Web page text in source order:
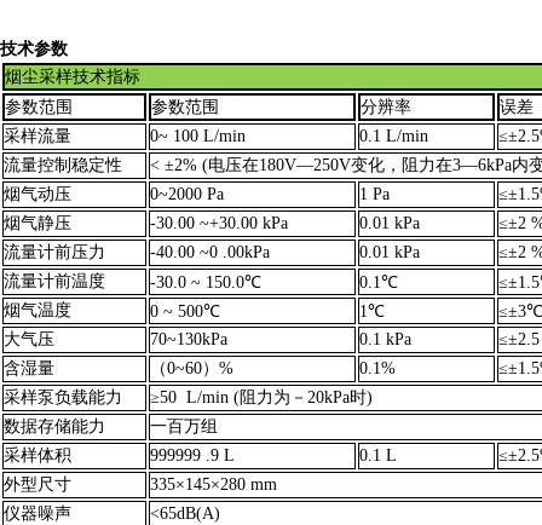
技术参数
烟尘采样技术指标
参数范围
参数范围 分辨率
误差
采样流量
0~ 100 L/min 0.1 L/min
流量控制稳定性
< ±2% (电压在180V—250V变化，阻力在3—6kPa内
烟气动压
0~2000 Pa 1 Pa
烟气静压
-30.00 ~+30.00 kPa 0.01 kPa
≤±2
流量计前压力
-40.00 ~0 .00kPa 0.01 kPa
≤±2
流量计前温度
-30.0 ~ 150.0℃ 0.1℃
烟气温度
0 ~ 500℃ 1℃
大气压
70~130kPa 0.1 kPa
含湿量
（0~60）% 0.1%
采样泵负载能力
≥50 L/min (阻力为－20kPa时)
数据存储能力
一百万组
采样体积
999999 .9 L 0.1 L
外型尺寸
335×145×280 mm
仪器噪声
<65dB(A)